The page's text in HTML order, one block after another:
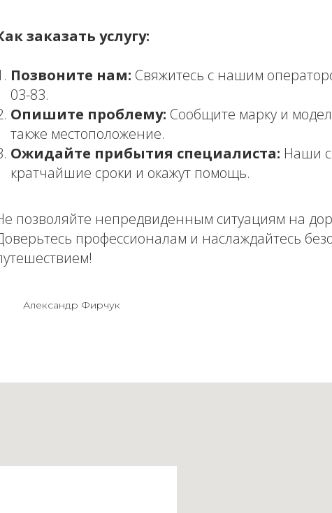
заказать услугу:
Позвоните нам: Свяжитесь с нашим
03-83.
Опишите проблему: Сообщите марку и
также местоположение.
Ожидайте прибытия специалиста: Наши
кратчайшие сроки и окажут помощь.
позволяйте непредвиденным ситуациям на
профессионалам и наслаждайтесь
Александр Фирчук